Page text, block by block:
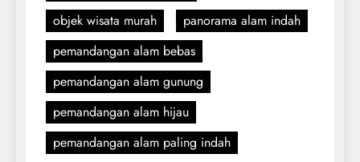
objek wisata murah
panorama alam indah
pemandangan alam bebas
pemandangan alam gunung
pemandangan alam hijau
pemandangan alam paling indah